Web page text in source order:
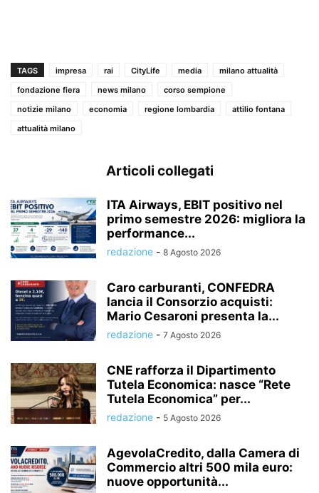
TAGS impresa rai CityLife media
milano attualità
fondazione fiera
news milano
corso sempione
notizie milano
economia regione lombardia
attilio fontana
attualità milano
Articoli collegati
ITA Airways, EBIT positivo nel
primo semestre 2026: migliora la
performance...
redazione - 8 Agosto 2026
Caro carburanti, CONFEDRA
lancia il Consorzio acquisti:
Mario Cesaroni presenta la...
redazione - 7 Agosto 2026
CNE rafforza il Dipartimento
Tutela Economica: nasce “Rete
Tutela Economica” per...
redazione - 5 Agosto 2026
AgevolaCredito, dalla Camera di
Commercio altri 500 mila euro:
nuove opportunità...